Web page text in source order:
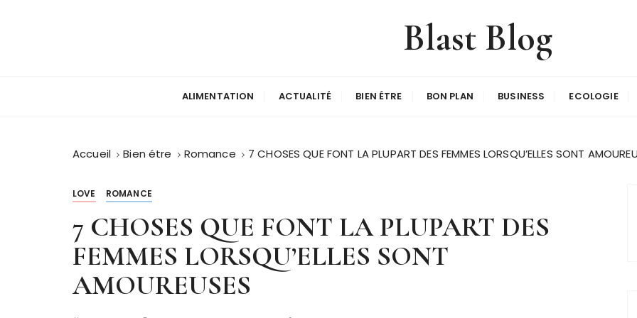
Blast Blog
ALIMENTATION ACTUALITÉ BIEN ÉTRE BON PLAN BUSINESS ECOLOGIE
Accueil Bien étre Romance 7 CHOSES QUE FONT LA PLUPART DES FEMMES LORSQU’ELLES SONT
LOVE ROMANCE
7 CHOSES QUE FONT LA PLUPART DES
FEMMES LORSQU’ELLES SONT
AMOUREUSES